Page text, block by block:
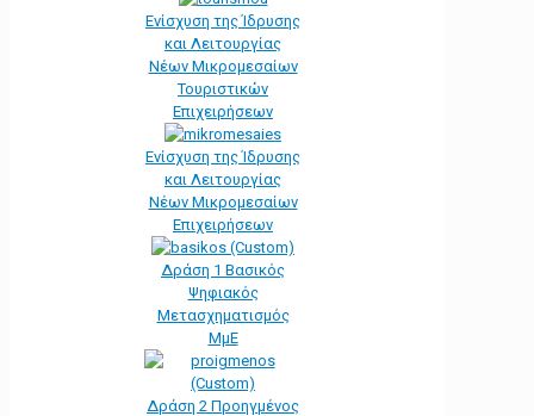
Ενίσχυση της Ίδρυσης
και Λειτουργίας
Νέων Μικρομεσαίων
Τουριστικών
Επιχειρήσεων
Ενίσχυση της Ίδρυσης
και Λειτουργίας
Νέων Μικρομεσαίων
Επιχειρήσεων
Δράση 1 Βασικός
Ψηφιακός
Μετασχηματισμός
ΜμΕ
Δράση 2 Προηγμένος